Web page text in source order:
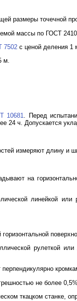
размеры точечной
массы по ГОСТ
7502 с ценой деления 1
м.
10681. Перед
24 ч. Допускается
измеряют длину и
на
линейкой
рулеткой
не более
ткацком станке,